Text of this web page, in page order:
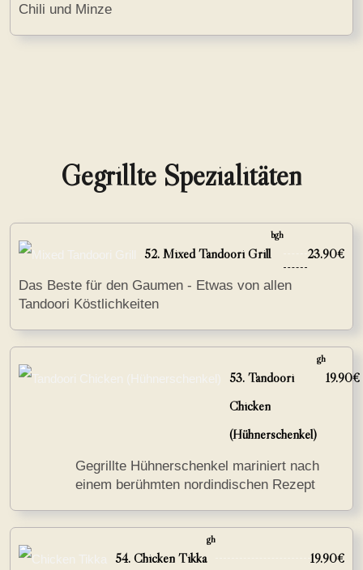
Chili und Minze
Gegrillte Spezialitäten
52. Mixed Tandoori Grill
bgh
23.90€
Das Beste für den Gaumen - Etwas von allen
Tandoori Köstlichkeiten
53. Tandoori
Chicken
(Hühnerschenkel)
gh
19.90€
Gegrillte Hühnerschenkel mariniert nach
einem berühmten nordindischen Rezept
54. Chicken Tikka
gh
19.90€